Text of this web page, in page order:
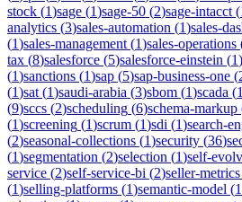
stock (1)sage (1)sage-50 (2)sage-intacct (
analytics (3)sales-automation (1)sales-
(1)sales-management (1)sales-operations
tax (8)salesforce (5)salesforce-einstein (1)
(1)sanctions (1)sap (5)sap-business-one (
(1)sat (1)saudi-arabia (3)sbom (1)scada (1
(9)sccs (2)scheduling (6)schema-markup
(1)screening (1)scrum (1)sdi (1)search-
(2)seasonal-collections (1)security (36)
(1)segmentation (2)selection (1)self-
service (2)self-service-bi (2)seller-metrics
(1)selling-platforms (1)semantic-model (1